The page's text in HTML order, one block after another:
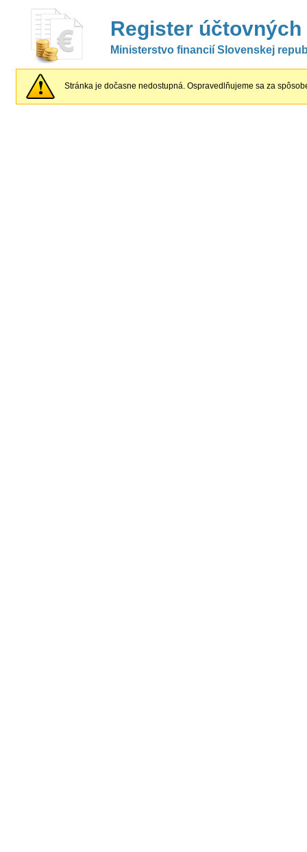
Register účtovných
Ministerstvo financií Slovenskej
Stránka je dočasne nedostupná. Ospravedlňujeme sa za